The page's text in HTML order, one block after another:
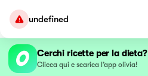
undefined
Cerchi ricette per la dieta?
Clicca qui e scarica l’app olivia!